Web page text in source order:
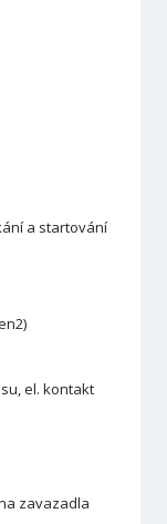
a startování
el. kontakt
zavazadla